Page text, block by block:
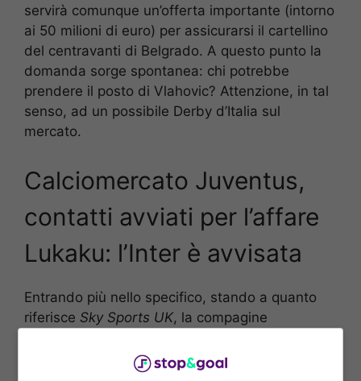
servirà comunque un’offerta importante (intorno
ai 50 milioni di euro) per assicurarsi il cartellino
del centravanti di Belgrado. A questo punto la
domanda sorge spontanea: chi potrebbe
prendere il posto di Vlahovic? Attenzione, in tal
senso, ad un possibile Derby d’Italia sul
mercato.
Calciomercato Juventus,
contatti avviati per l’affare
Lukaku: l’Inter è avvisata
Entrando più nello specifico, stando a quanto
riferisce Sky Sports UK, la compagine
per raccogliere informazioni su
. L’attaccante belga era stato molto